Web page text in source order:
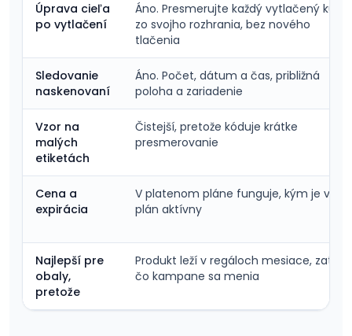
Úprava cieľa
po vytlačení
Áno. Presmerujte každý vytlačený kus
zo svojho rozhrania, bez nového
tlačenia
Sledovanie
naskenovaní
Áno. Počet, dátum a čas, približná
poloha a zariadenie
Vzor na
malých
etiketách
Čistejší, pretože kóduje krátke
presmerovanie
Cena a
expirácia
V platenom pláne funguje, kým je váš
plán aktívny
Najlepší pre
obaly,
pretože
Produkt leží v regáloch mesiace, zatiaľ
čo kampane sa menia